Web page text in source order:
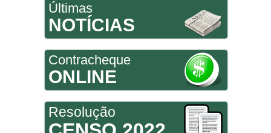
Últimas
NOTÍCIAS
Contracheque
ONLINE
Resolução